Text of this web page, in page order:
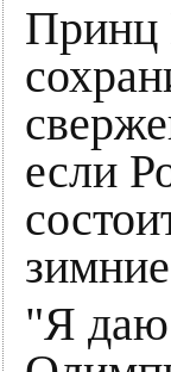
Принц
если
"Я даю